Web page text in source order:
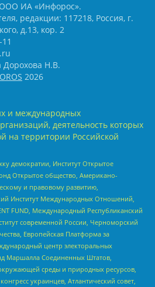
ИА «Инфорос».
редакции: 117218, Россия, г.
д.13, кор. 2
Дорохова Н.В.
2026
и международных
деятельность которых
на территории Российской
демократии, Институт Открытое
Открытое общество, Американо-
и правовому развитию,
Институт Международных Отношений,
FUND, Международный Республиканский
современной России, Черноморский
Европейская Платформа за
центр электоральных
Маршалла Соединенных Штатов,
среды и природных ресурсов,
украинцев, Атлантический совет,